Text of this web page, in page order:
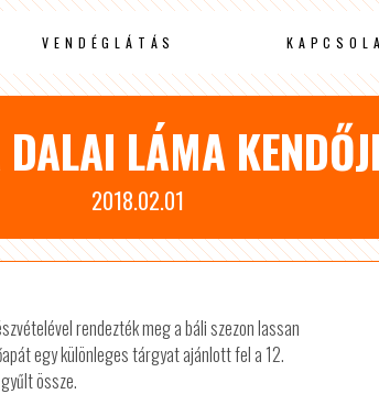
VENDÉGLÁTÁS
LÁMA
2018.02.01
rendezték meg a báli szezon lassan
egy különleges tárgyat ajánlott fel a 12.
össze.